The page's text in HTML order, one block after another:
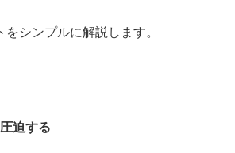
シンプルに解説します。
迫する